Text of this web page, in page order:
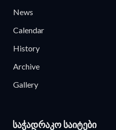
News
Calendar
History
Archive
Gallery
ᲡᲐᲭᲐᲓᲠᲐᲙᲝ ᲡᲐᲘᲢᲔᲑᲘ